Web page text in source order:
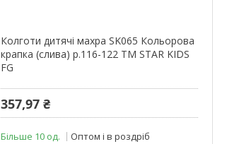
Колготи дитячі махра SK065 Кольорова
крапка (слива) р.116-122 ТМ STAR KIDS
FG
357,97 ₴
Більше 10 од. Оптом і в роздріб